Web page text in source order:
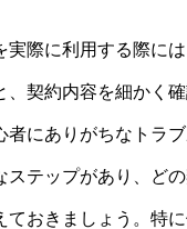
実際に利用する際に
、契約内容を細かく
者にありがちなトラ
ステップがあり、ど
ておきましょう。特